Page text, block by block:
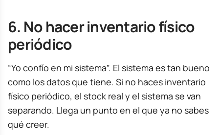
6. No hacer inventario físico
periódico
“Yo confío en mi sistema”. El sistema es tan bueno
como los datos que tiene. Si no haces inventario
físico periódico, el stock real y el sistema se van
separando. Llega un punto en el que ya no sabes
qué creer.